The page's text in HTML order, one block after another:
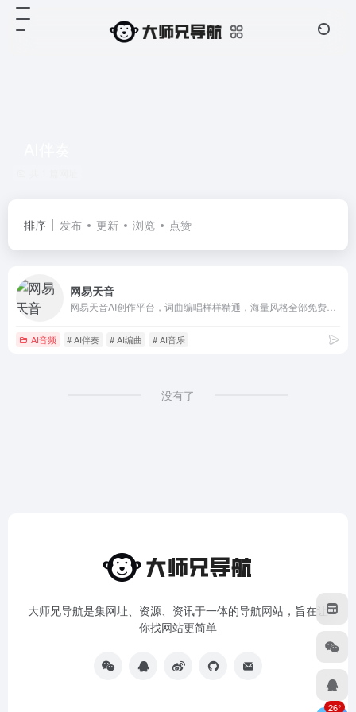
排序 发布 更新 浏览 点赞
网易天音
AI音频 # AI伴奏 # AI编曲 # AI音乐
没有了
大师兄导航是集网址、资源、资讯于一体的导航网站，旨在让
你找网站更简单
26°